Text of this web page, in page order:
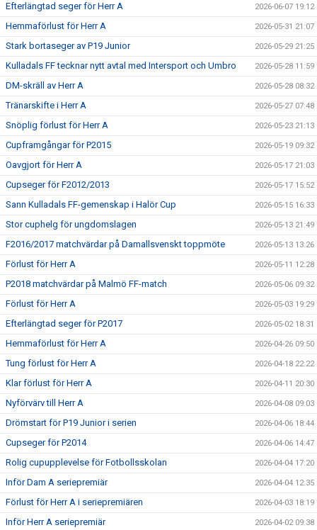
Efterlängtad seger för Herr A 2026-06-07 19:12
Hemmaförlust för Herr A 2026-05-31 21:07
Stark bortaseger av P19 Junior 2026-05-29 21:25
Kulladals FF tecknar nytt avtal med Intersport och Umbro 2026-05-28 11:59
DM-skräll av Herr A 2026-05-28 08:32
Tränarskifte i Herr A 2026-05-27 07:48
Snöplig förlust för Herr A 2026-05-23 21:13
Cupframgångar för P2015 2026-05-19 09:32
Oavgjort för Herr A 2026-05-17 21:03
Cupseger för F2012/2013 2026-05-17 15:52
Sann Kulladals FF-gemenskap i Halör Cup 2026-05-15 16:33
Stor cuphelg för ungdomslagen 2026-05-13 21:49
F2016/2017 matchvärdar på Damallsvenskt toppmöte 2026-05-13 13:26
Förlust för Herr A 2026-05-11 12:28
P2018 matchvärdar på Malmö FF-match 2026-05-06 09:32
Förlust för Herr A 2026-05-03 19:29
Efterlängtad seger för P2017 2026-05-02 18:31
Hemmaförlust för Herr A 2026-04-26 09:50
Tung förlust för Herr A 2026-04-18 22:22
Klar förlust för Herr A 2026-04-11 20:30
Nyförvärv till Herr A 2026-04-08 09:03
Drömstart för P19 Junior i serien 2026-04-06 18:44
Cupseger för P2014 2026-04-06 14:47
Rolig cupupplevelse för Fotbollsskolan 2026-04-04 17:20
Inför Dam A seriepremiär 2026-04-04 12:35
Förlust för Herr A i seriepremiären 2026-04-03 18:19
Inför Herr A seriepremiär 2026-04-02 09:38